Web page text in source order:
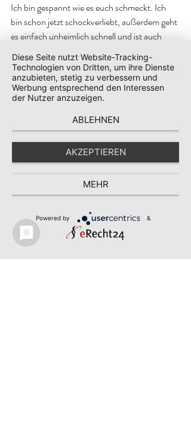
Ich bin gespannt wie es euch schmeckt. Ich
bin schon jetzt schockverliebt, außerdem geht
es einfach unheimlich schnell und ist auch
noch leicht und gesund.
*Werbung wegen Markennennung &
Verlinkung.
Aktuelle Beiträge
Diese Seite nutzt Website-Tracking-
Technologien von Dritten, um ihre Dienste
anzubieten, stetig zu verbessern und
Werbung entsprechend den Interessen
der Nutzer anzuzeigen.
ABLEHNEN
AKZEPTIEREN
MEHR
Powered by &